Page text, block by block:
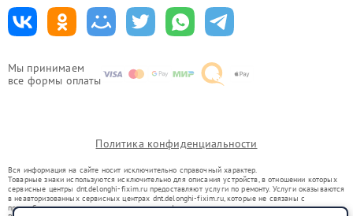
Мы принимаем
все формы оплаты
Политика конфиденциальности
Вся информация на сайте носит исключительно справочный характер.
Товарные знаки используются исключительно для описания устройств, в отношении которых
сервисные центры dnt.delonghi-fixim.ru предоставляют услуги по ремонту. Услуги оказываются
в неавторизованных сервисных центрах dnt.delonghi-fixim.ru, которые не связаны с
правообладателями товарных знаков или их официальными представителями.